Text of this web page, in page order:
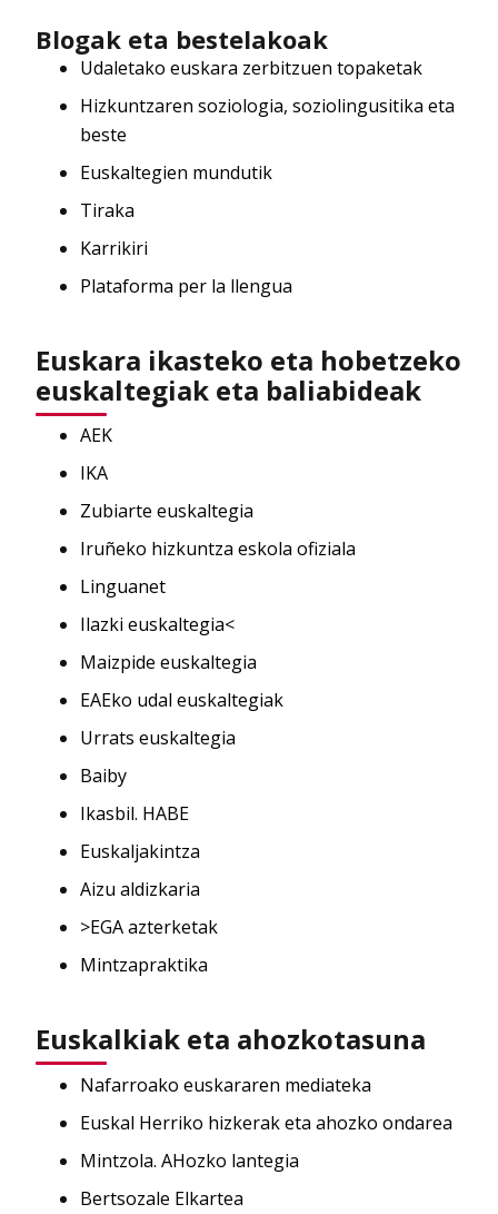
Blogak eta bestelakoak
Udaletako euskara zerbitzuen topaketak
Hizkuntzaren soziologia, soziolingusitika eta
beste
Euskaltegien mundutik
Tiraka
Karrikiri
Plataforma per la llengua
Euskara ikasteko eta hobetzeko
euskaltegiak eta baliabideak
AEK
IKA
Zubiarte euskaltegia
Iruñeko hizkuntza eskola ofiziala
Linguanet
Ilazki euskaltegia<
Maizpide euskaltegia
EAEko udal euskaltegiak
Urrats euskaltegia
Baiby
Ikasbil. HABE
Euskaljakintza
Aizu aldizkaria
>EGA azterketak
Mintzapraktika
Euskalkiak eta ahozkotasuna
Nafarroako euskararen mediateka
Euskal Herriko hizkerak eta ahozko ondarea
Mintzola. AHozko lantegia
Bertsozale Elkartea